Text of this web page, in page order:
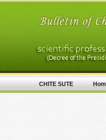
CHITE SUTE